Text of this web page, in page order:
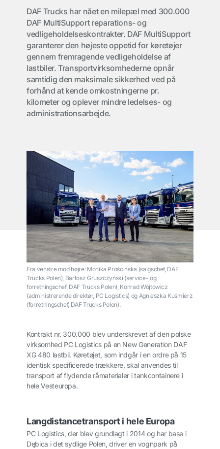
DAF Trucks har nået en milepæl med 300.000
DAF MultiSupport reparations- og
vedligeholdelseskontrakter. DAF MultiSupport
garanterer den højeste oppetid for køretøjer
gennem fremragende vedligeholdelse af
lastbiler. Transportvirksomhederne opnår
samtidig den maksimale sikkerhed ved på
forhånd at kende omkostningerne pr.
kilometer og oplever mindre ledelses- og
administrationsarbejde.
Fra venstre mod højre: Monika Prościńska (salgschef, DAF
Trucks Polen), Bartosz Gruszczyński (service- og
forretningschef, DAF Trucks Polen), Konrad Wójtowicz
(administrerende direktør, PC Logistics) og Agnieszka Kuśmierz
(forretningschef, DAF Trucks Polen).
Kontrakt nr. 300.000 blev underskrevet af den polske
virksomhed PC Logistics på en New Generation DAF
XG 480 lastbil. Køretøjet, som indgår i en ordre på 15
identisk specificerede trækkere, skal anvendes til
transport af flydende råmaterialer i tankcontainere i
hele Vesteuropa.
Langdistancetransport i hele Europa
PC Logistics, der blev grundlagt i 2014 og har base i
Dębica i det sydlige Polen, driver en vognpark på